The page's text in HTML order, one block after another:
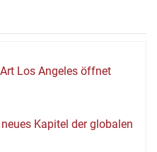
Los Angeles öffnet
Kapitel der globalen